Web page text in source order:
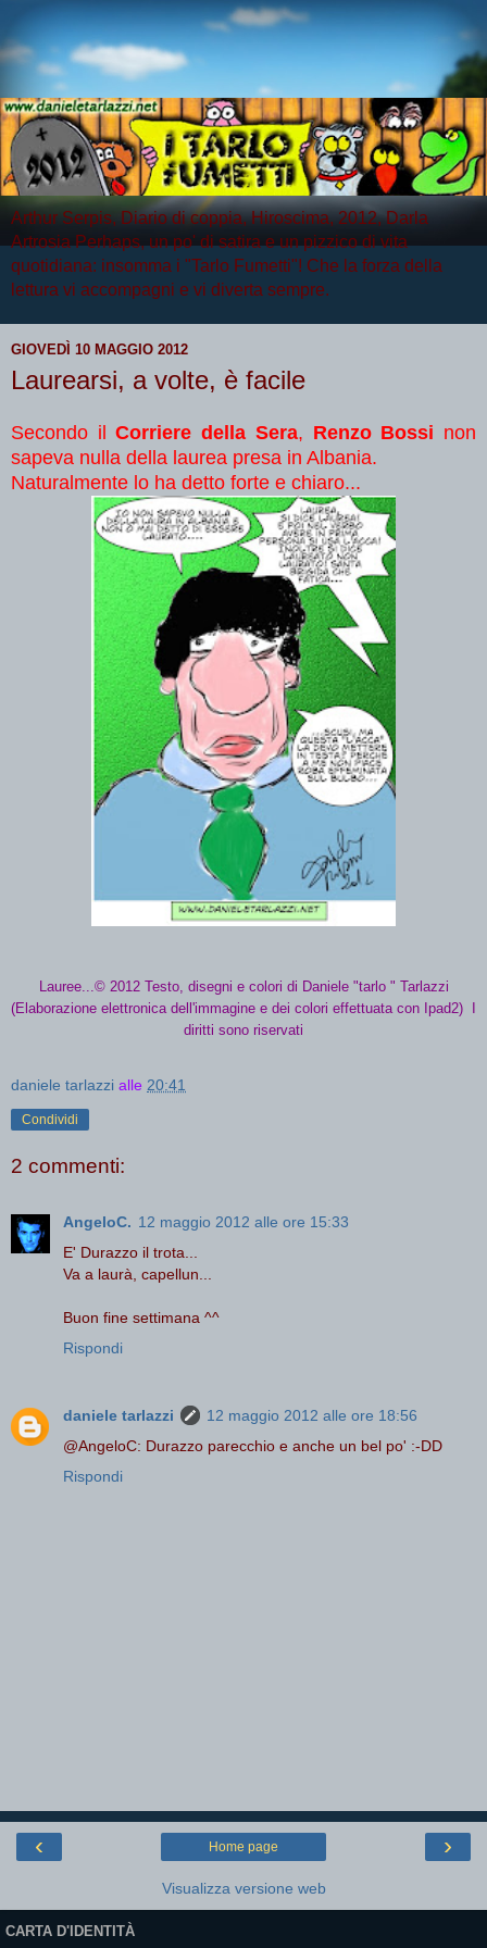
Arthur Serpis, Diario di coppia, Hiroscima, 2012, Darla
Artrosia Perhaps, un po' di satira e un pizzico di vita
quotidiana: insomma i "Tarlo Fumetti"! Che la forza della
lettura vi accompagni e vi diverta sempre.
GIOVEDÌ 10 MAGGIO 2012
Laurearsi, a volte, è facile
Secondo ilCorriere della Sera, Renzo Bossi non
sapeva nulla della laurea presa in Albania.
Naturalmente lo ha detto forte e chiaro...
Lauree...© 2012 Testo, disegni e colori di Daniele "tarlo " Tarlazzi
(Elaborazione elettronica dell'immagine e dei colori effettuata con Ipad2)
diritti sono riservati
daniele tarlazzi alle 20:41
Condividi
2 commenti:
AngeloC. 12 maggio 2012 alle ore 15:33
E' Durazzo il trota...
Va a laurà, capellun...
Buon fine settimana ^^
Rispondi
daniele tarlazzi
12 maggio 2012 alle ore 18:56
@AngeloC: Durazzo parecchio e anche un bel po' :-DD
Rispondi
‹ ›
Home page
Visualizza versione web
CARTA D'IDENTITÀ